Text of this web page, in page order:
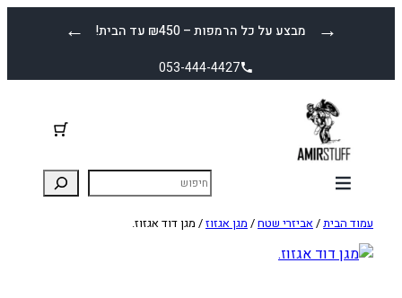
← מבצע על כל הרמפות – ₪450 עד הבית! →
053-444-4427
עמוד הבית/אביזרי שטח/ מגן אגזוז/ מגן דוד אגזוז.